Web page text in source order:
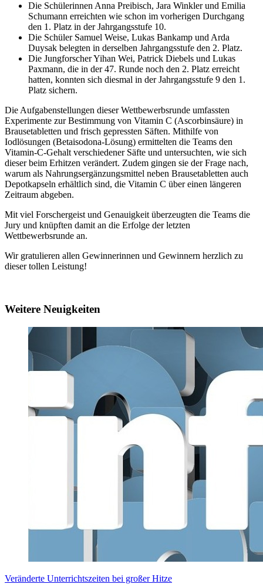
Die Schülerinnen Anna Preibisch, Jara Winkler und Emilia
Schumann erreichten wie schon im vorherigen Durchgang
den 1. Platz in der Jahrgangsstufe 10.
Die Schüler Samuel Weise, Lukas Bankamp und Arda
Duysak belegten in derselben Jahrgangsstufe den 2. Platz.
Die Jungforscher Yihan Wei, Patrick Diebels und Lukas
Paxmann, die in der 47. Runde noch den 2. Platz erreicht
hatten, konnten sich diesmal in der Jahrgangsstufe 9 den 1.
Platz sichern.
Die Aufgabenstellungen dieser Wettbewerbsrunde umfassten
Experimente zur Bestimmung von Vitamin C (Ascorbinsäure) in
Brausetabletten und frisch gepressten Säften. Mithilfe von
Iodlösungen (Betaisodona-Lösung) ermittelten die Teams den
Vitamin-C-Gehalt verschiedener Säfte und untersuchten, wie sich
dieser beim Erhitzen verändert. Zudem gingen sie der Frage nach,
warum als Nahrungsergänzungsmittel neben Brausetabletten auch
Depotkapseln erhältlich sind, die Vitamin C über einen längeren
Zeitraum abgeben.
Mit viel Forschergeist und Genauigkeit überzeugten die Teams die
Jury und knüpften damit an die Erfolge der letzten
Wettbewerbsrunde an.
Wir gratulieren allen Gewinnerinnen und Gewinnern herzlich zu
dieser tollen Leistung!
Weitere Neuigkeiten
Veränderte Unterrichtszeiten bei großer Hitze